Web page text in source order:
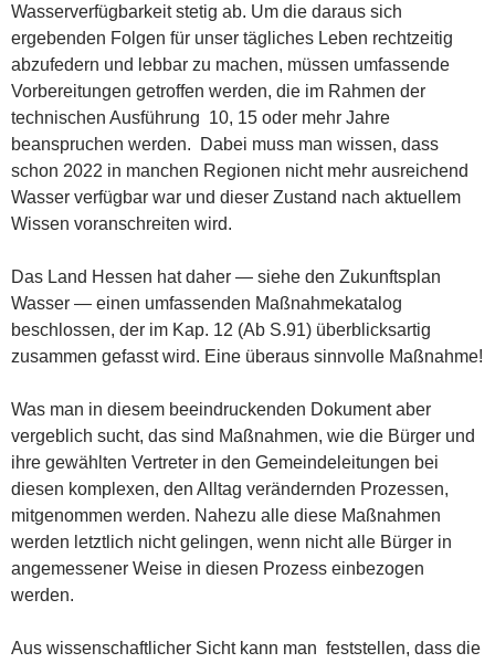
Wasserverfügbarkeit stetig ab. Um die daraus sich
ergebenden Folgen für unser tägliches Leben rechtzeitig
abzufedern und lebbar zu machen, müssen umfassende
Vorbereitungen getroffen werden, die im Rahmen der
technischen Ausführung 10, 15 oder mehr Jahre
beanspruchen werden. Dabei muss man wissen, dass
schon 2022 in manchen Regionen nicht mehr ausreichend
Wasser verfügbar war und dieser Zustand nach aktuellem
Wissen voranschreiten wird.
Das Land Hessen hat daher — siehe den Zukunftsplan
Wasser — einen umfassenden Maßnahmekatalog
beschlossen, der im Kap. 12 (Ab S.91) überblicksartig
zusammen gefasst wird. Eine überaus sinnvolle Maßnahme!
Was man in diesem beeindruckenden Dokument aber
vergeblich sucht, das sind Maßnahmen, wie die Bürger und
ihre gewählten Vertreter in den Gemeindeleitungen bei
diesen komplexen, den Alltag verändernden Prozessen,
mitgenommen werden. Nahezu alle diese Maßnahmen
werden letztlich nicht gelingen, wenn nicht alle Bürger in
angemessener Weise in diesen Prozess einbezogen
werden.
Aus wissenschaftlicher Sicht kann man feststellen, dass die